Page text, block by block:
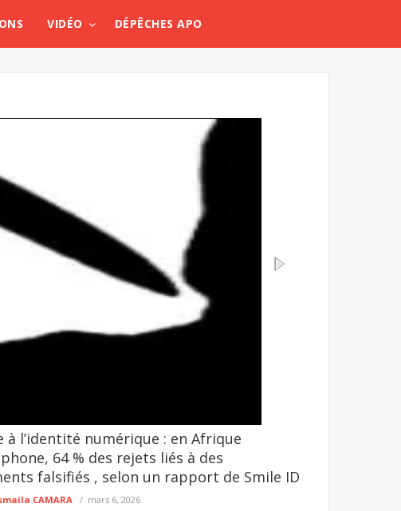
VIDÉO DÉPÊCHES APO
poignardé son frère
mortellement blessé son frère au
Organisation du Hadj 2027 :: les
Les autorités saoudiennes ont engagé une
acteurs du pèlerinage ...
à l’identité numérique : en Afrique
64 % des rejets liés à des
falsifiés , selon un rapport de Smile ID
CAMARA mars 6, 2026